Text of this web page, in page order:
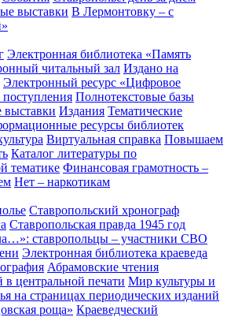
выставки В Лермонтовку – с
Электронная библиотека «Память
читальный зал Издано на
Электронный ресурс «Цифровое
Полнотекстовые базы
выставки Издания Тематические
ресурсы библиотек
Виртуальная справка Повышаем
Каталог литературы по
тематике Финансовая грамотность –
Нет – наркотикам
Ставропольский хронограф
Ставропольская правда 1945 год
ставропольцы – участники СВО
Электронная библиотека краеведа
Абрамовские чтения
центральной печати Мир культуры и
на страницах периодических изданий
роща» Краеведческий